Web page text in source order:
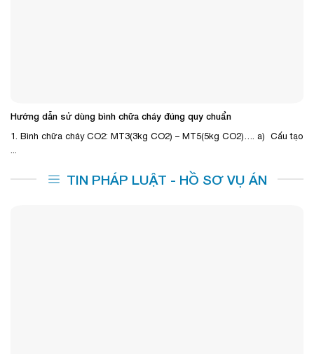
Hướng dẫn sử dùng bình chữa cháy đúng quy chuẩn
1. Bình chữa cháy CO2: MT3(3kg CO2) – MT5(5kg CO2)…. a) Cấu tạo
TIN PHÁP LUẬT - HỒ SƠ VỤ ÁN